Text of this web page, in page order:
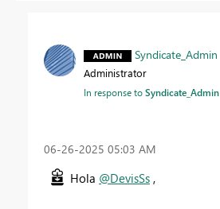
Syndicate_Admin
Administrator
In response toSyndicate_Admin
‎06-26-2025 05:03 AM
Hola @DevisSs ,